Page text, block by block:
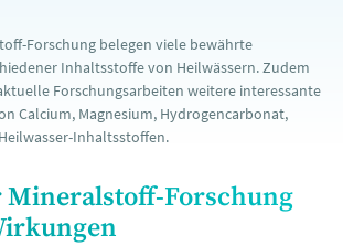
Forschung belegen viele bewährte
Inhaltsstoffe von Heilwässern. Zudem
Forschungsarbeiten weitere interessante
Calcium, Magnesium, Hydrogencarbonat,
Inhaltsstoffen.
Mineralstoff-Forschung